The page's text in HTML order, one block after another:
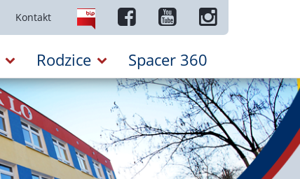
Kontakt
Rodzice Spacer 360